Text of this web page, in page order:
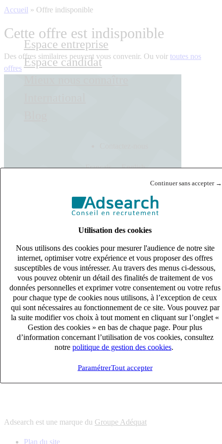
Continuer sans accepter →
Utilisation des cookies
Nous utilisons des cookies pour mesurer l'audience de notre site
internet, optimiser votre expérience et vous proposer des offres
susceptibles de vous intéresser. Au travers des menus ci-dessous,
vous pouvez obtenir un détail des finalités de traitement de vos
données personnelles et exprimer votre consentement ou votre refus
pour chaque type de cookies nous utilisons, à l’exception de ceux
qui sont nécessaires au fonctionnement de ce site. Vous pouvez par
la suite modifier vos choix à tout moment en cliquant sur l’onglet «
Gestion des cookies » en bas de chaque page. Pour plus
d’information concernant l’utilisation de vos cookies, consultez
notre politique de gestion des cookies
ParamétrerTout accepter
Espace entreprise
Espace candidat
Français English
Accueil » Offre indisponible
Cette offre est indisponible
Des offres similaires peuvent vous convenir. Ou voir toutes nos
offres
s'adapter à vos besoin en recrutement
10 univers
connaître votre secteur et ses enjeux
12 bureaux en France
proximité avec nos clients et nos talents
6 solutions
s'adapter à vos besoin en recrutement
10 univers
connaître votre secteur et ses enjeux
proximité avec nos clients et nos talents
Adsearch est une marque du Groupe Adéquat
Plan du site